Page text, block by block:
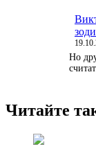
Но
Читайте